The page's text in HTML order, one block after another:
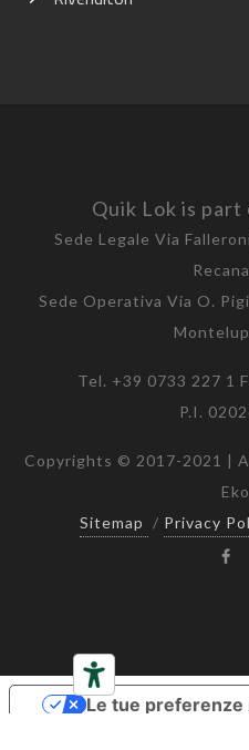
Quik Lok is part
Sede Legale Via
Sede Operativa Via O.
Tel. +39 0733 227 1
P.I.
Copyrights © 2017-2021 |
Sitemap
/ Privacy
Le tue preferenze